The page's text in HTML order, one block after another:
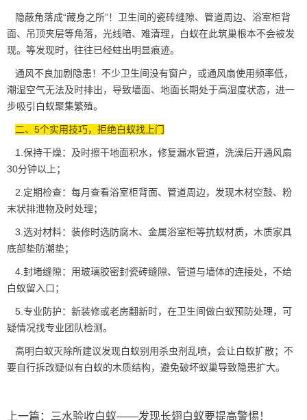
隐蔽角落成“藏身之所”！卫生间的瓷砖缝隙、管道周边、浴室柜背
面、吊顶夹层等角落，光线暗、难清理，白蚁在此筑巢根本不会被发
现。等发现时，往往已经蛀出明显痕迹。
通风不良加剧隐患！不少卫生间没有窗户，或通风扇使用频率低，
潮湿空气无法及时排出，导致墙面、地面长期处于高湿度状态，进一
步吸引白蚁聚集繁殖。
二、5个实用技巧，拒绝白蚁找上门
1.保持干燥：及时擦干地面积水，修复漏水管道，洗澡后开通风扇
30分钟以上；
2.定期检查：每月查看浴室柜背面、管道周边，发现木材空鼓、粉
末状排泄物及时处理；
3.选对材料：装修时选防腐木、金属浴室柜等抗蚁材质，木质家具
底部垫防潮垫；
4.封堵缝隙：用玻璃胶密封瓷砖缝隙、管道与墙体的连接处，不给
白蚁留入口；
5.专业防护：新装修或老房翻新时，在卫生间做白蚁预防处理，可
疑情况找专业团队检测。
高明白蚁灭除所建议发现白蚁别用杀虫剂乱喷，会让白蚁扩散；不
要自行拆改疑似有白蚁的木质结构，避免破坏蚁巢导致隐患扩大。
上一篇： 三水验收白蚁——发现长翅白蚁要提高警惕！